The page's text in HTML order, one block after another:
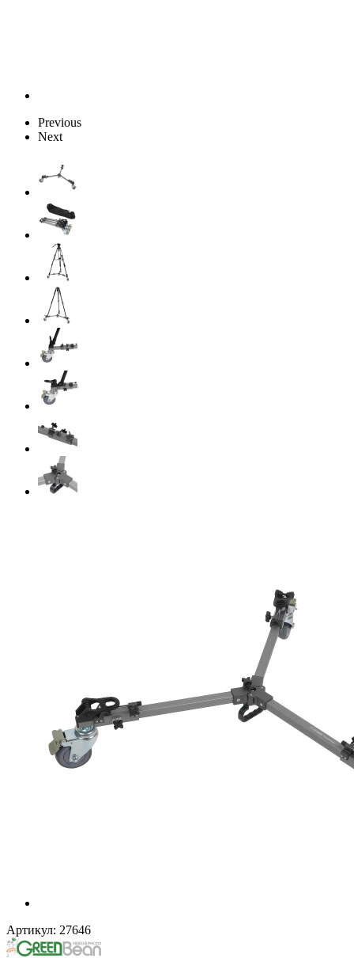
Previous
Next
Артикул: 27646